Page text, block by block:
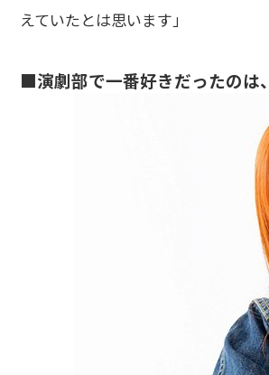
えていたとは思います」
■演劇部で一番好きだったのは